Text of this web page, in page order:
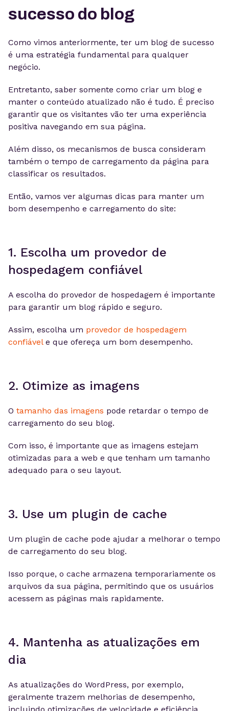
sucesso do blog
Como vimos anteriormente, ter um blog de sucesso
é uma estratégia fundamental para qualquer
negócio.
Entretanto, saber somente como criar um blog e
manter o conteúdo atualizado não é tudo. É preciso
garantir que os visitantes vão ter uma experiência
positiva navegando em sua página.
Além disso, os mecanismos de busca consideram
também o tempo de carregamento da página para
classificar os resultados.
Então, vamos ver algumas dicas para manter um
bom desempenho e carregamento do site:
1. Escolha um provedor de
hospedagem confiável
A escolha do provedor de hospedagem é importante
para garantir um blog rápido e seguro.
Assim, escolha um provedor de hospedagem
confiávele que ofereça um bom desempenho.
2. Otimize as imagens
O tamanho das imagens pode retardar o tempo de
carregamento do seu blog.
Com isso, é importante que as imagens estejam
otimizadas para a web e que tenham um tamanho
adequado para o seu layout.
3. Use um plugin de cache
Um plugin de cache pode ajudar a melhorar o tempo
de carregamento do seu blog.
Isso porque, o cache armazena temporariamente os
arquivos da sua página, permitindo que os usuários
acessem as páginas mais rapidamente.
4. Mantenha as atualizações em
dia
As atualizações do WordPress, por exemplo,
geralmente trazem melhorias de desempenho,